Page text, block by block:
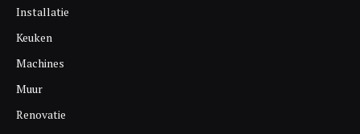
Installatie
Keuken
Machines
Muur
Renovatie